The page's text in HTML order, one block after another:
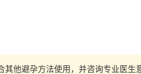
他避孕方法使用，并咨询专业医生